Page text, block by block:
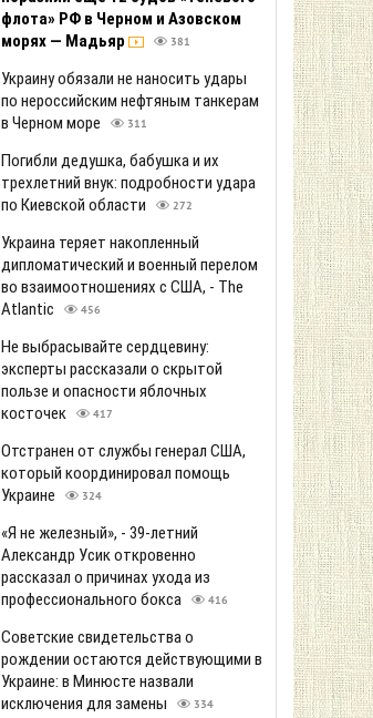
флота» РФ в Черном и Азовском
морях — Мадьяр
381
Украину обязали не наносить удары
по нероссийским нефтяным танкерам
в Черном море
311
Погибли дедушка, бабушка и их
трехлетний внук: подробности удара
по Киевской области
272
Украина теряет накопленный
дипломатический и военный перелом
во взаимоотношениях с США, - The
Atlantic
456
Не выбрасывайте сердцевину:
эксперты рассказали о скрытой
пользе и опасности яблочных
косточек
417
Отстранен от службы генерал США,
который координировал помощь
Украине
324
«Я не железный», - 39-летний
Александр Усик откровенно
рассказал о причинах ухода из
профессионального бокса
416
Советские свидетельства о
рождении остаются действующими в
Украине: в Минюсте назвали
исключения для замены
334